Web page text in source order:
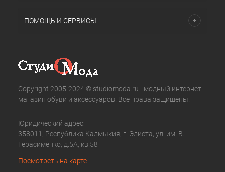
ПОМОЩЬ И СЕРВИСЫ
Copyright 2005-2024 © studiomoda.ru - модный интернет-
магазин обуви и аксессуаров. Все права защищены.
Юридический адрес:
358011, Республика Калмыкия, г. Элиста, ул. им. В.
Герасименко, д.5А, кв.58
Посмотреть на карте